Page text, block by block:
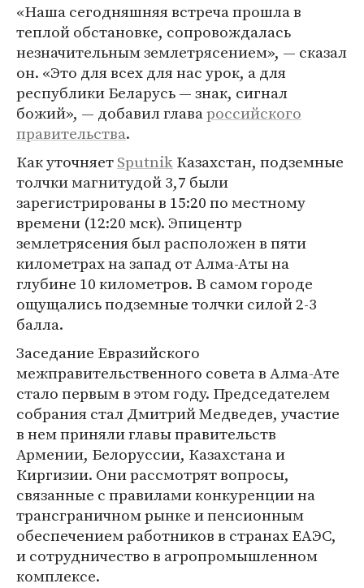
«Наша сегодняшняя встреча прошла в
теплой обстановке, сопровождалась
незначительным землетрясением», — сказал
он. «Это для всех для нас урок, а для
республики Беларусь — знак, сигнал
божий», — добавил главароссийского
правительства.
Как уточняетSputnikКазахстан, подземные
толчки магнитудой 3,7 были
зарегистрированы в 15:20 по местному
времени (12:20 мск). Эпицентр
землетрясения был расположен в пяти
километрах на запад от Алма-Аты на
глубине 10 километров. В самом городе
ощущались подземные толчки силой 2-3
балла.
Заседание Евразийского
межправительственного совета в Алма-Ате
стало первым в этом году. Председателем
собрания стал Дмитрий Медведев, участие
в нем приняли главы правительств
Армении, Белоруссии, Казахстана и
Киргизии. Они рассмотрят вопросы,
связанные с правилами конкуренции на
трансграничном рынке и пенсионным
обеспечением работников в странах ЕАЭС,
и сотрудничество в агропромышленном
комплексе.